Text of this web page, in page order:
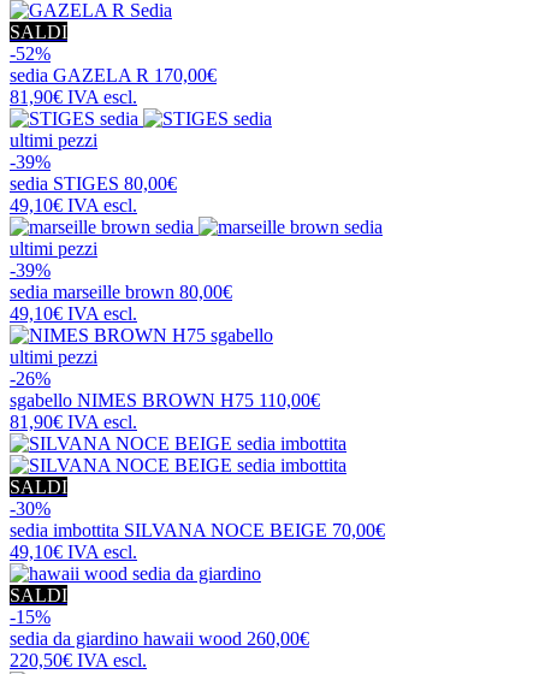
SALDI
-52%
sedia GAZELA R 170,00€
81,90€ IVA escl.
ultimi pezzi
-39%
sedia STIGES 80,00€
49,10€ IVA escl.
ultimi pezzi
-39%
sedia marseille brown 80,00€
49,10€ IVA escl.
ultimi pezzi
-26%
sgabello NIMES BROWN H75 110,00€
81,90€ IVA escl.
SALDI
-30%
sedia imbottita SILVANA NOCE BEIGE 70,00€
49,10€ IVA escl.
SALDI
-15%
sedia da giardino hawaii wood 260,00€
220,50€ IVA escl.